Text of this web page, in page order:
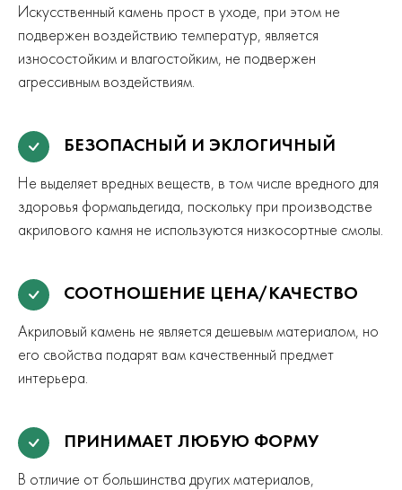
Искусственный камень прост в уходе, при этом не
подвержен воздействию температур, является
износостойким и влагостойким, не подвержен
агрессивным воздействиям.
БЕЗОПАСНЫЙ И ЭКЛОГИЧНЫЙ
Не выделяет вредных веществ, в том числе вредного для
здоровья формальдегида, поскольку при производстве
акрилового камня не используются низкосортные смолы.
СООТНОШЕНИЕ ЦЕНА/КАЧЕСТВО
Акриловый камень не является дешевым материалом, но
его свойства подарят вам качественный предмет
интерьера.
ПРИНИМАЕТ ЛЮБУЮ ФОРМУ
В отличие от большинства других материалов,